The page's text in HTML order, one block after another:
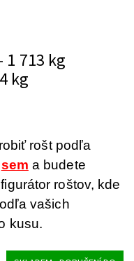
1 713 kg
kg
rošt podľa
sem a budete
roštov, kde
vašich
kusu.